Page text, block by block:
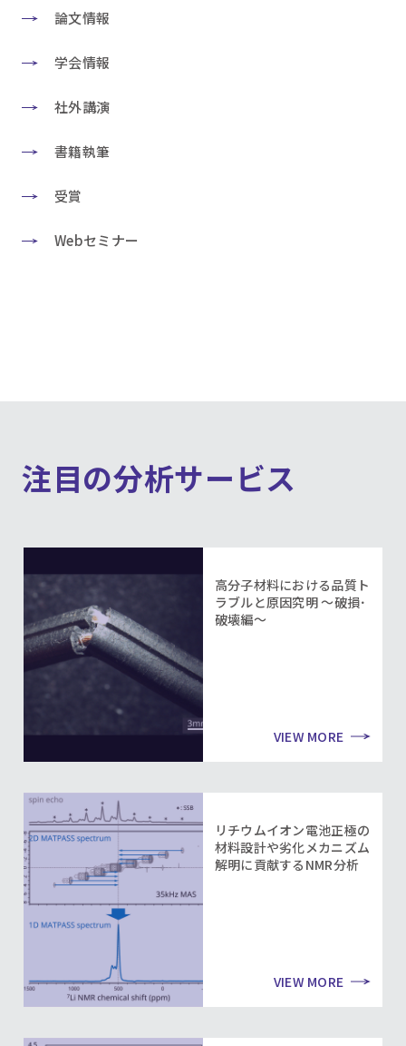
論文情報
学会情報
社外講演
書籍執筆
受賞
Webセミナー
注目の分析サービス
高分子材料における品質ト
ラブルと原因究明 ～破損･
破壊編～
VIEW MORE
リチウムイオン電池正極の
材料設計や劣化メカニズム
解明に貢献するNMR分析
VIEW MORE